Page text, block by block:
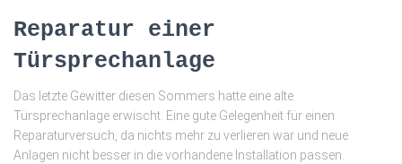
Reparatur einer
Türsprechanlage
Das letzte Gewitter diesen Sommers hatte eine alte
Türsprechanlage erwischt. Eine gute Gelegenheit für einen
Reparaturversuch, da nichts mehr zu verlieren war und neue
Anlagen nicht besser in die vorhandene Installation passen.